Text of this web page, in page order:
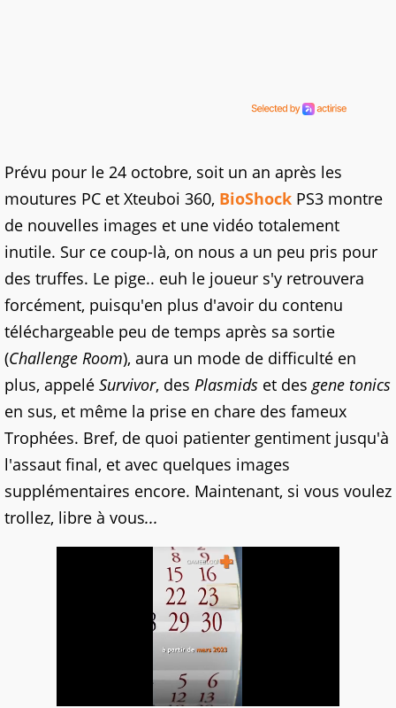
Prévu pour le 24 octobre, soit un an après les
moutures PC et Xteuboi 360, BioShock PS3 montre
de nouvelles images et une vidéo totalement
inutile. Sur ce coup-là, on nous a un peu pris pour
des truffes. Le pige.. euh le joueur s'y retrouvera
forcément, puisqu'en plus d'avoir du contenu
téléchargeable peu de temps après sa sortie
(Challenge Room), aura un mode de difficulté en
plus, appelé Survivor, des Plasmids et desgene tonics
en sus, et même la prise en chare des fameux
Trophées. Bref, de quoi patienter gentiment jusqu'à
l'assaut final, et avec quelques images
supplémentaires encore. Maintenant, si vous voulez
trollez, libre à vous...